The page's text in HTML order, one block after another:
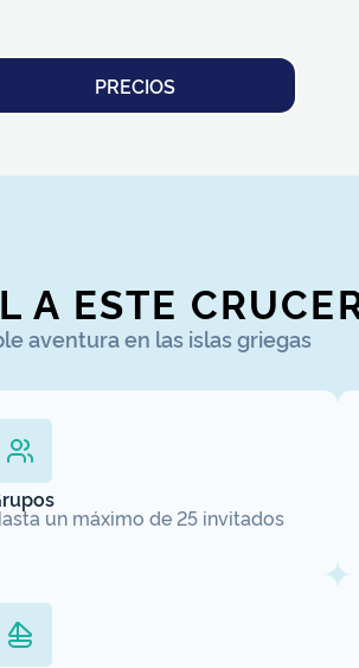
PRECIOS
A ESTE
aventura en las islas griegas
un máximo de 25 invitados